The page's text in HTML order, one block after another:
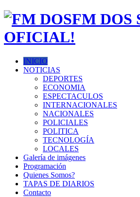
FM DOS
OFICIAL!
INICIO
NOTICIAS
DEPORTES
ECONOMIA
ESPECTACULOS
INTERNACIONALES
NACIONALES
POLICIALES
POLITICA
TECNOLOGÍA
LOCALES
Galería de imágenes
Programación
Quienes Somos?
TAPAS DE DIARIOS
Contacto